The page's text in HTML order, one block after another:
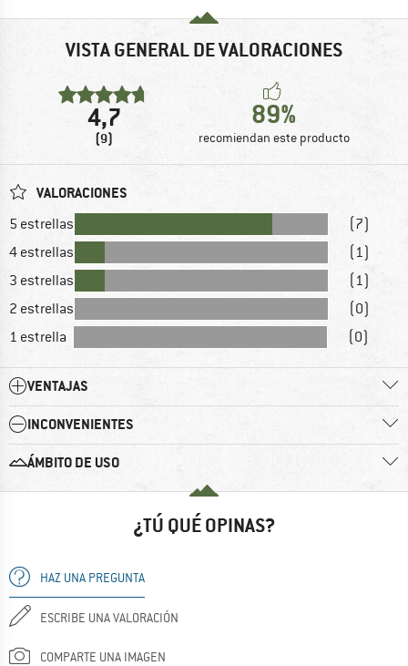
VISTA GENERAL DE VALORACIONES
4,7
(9)
89%
recomiendan este producto
VALORACIONES
5 estrellas
(7)
4 estrellas
(1)
3 estrellas
(1)
2 estrellas
(0)
1 estrella
(0)
VENTAJAS
INCONVENIENTES
ÁMBITO DE USO
¿TÚ QUÉ OPINAS?
HAZ UNA PREGUNTA
ESCRIBE UNA VALORACIÓN
COMPARTE UNA IMAGEN